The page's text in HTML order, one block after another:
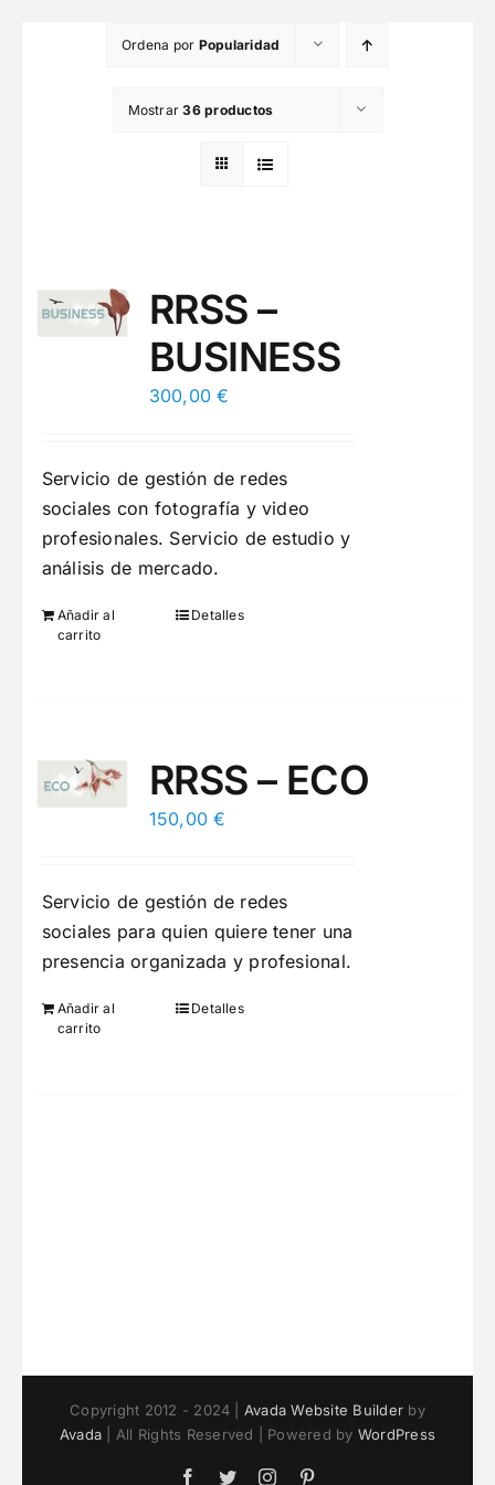
Ordena por Popularidad
Mostrar36 productos
RRSS –
BUSINESS
300,00€
Servicio de gestión de redes
sociales con fotografía y video
profesionales. Servicio de estudio y
análisis de mercado.
Añadir al
carrito
Detalles
RRSS – ECO
150,00€
Servicio de gestión de redes
sociales para quien quiere tener una
presencia organizada y profesional.
Añadir al
carrito
Detalles
Copyright 2012 - 2024 | Avada Website Builder by
Avada | All Rights Reserved | Powered by WordPress
Facebook
TwitterInstagram